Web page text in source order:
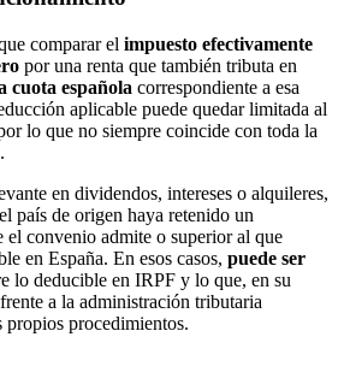
comparar el impuesto efectivamente
por una renta que también tributa en
cuota española correspondiente a esa
aplicable puede quedar limitada al
lo que no siempre coincide con toda la
en dividendos, intereses o alquileres,
país de origen haya retenido un
el convenio admite o superior al que
en España. En esos casos, puede ser
lo deducible en IRPF y lo que, en su
a la administración tributaria
propios procedimientos.